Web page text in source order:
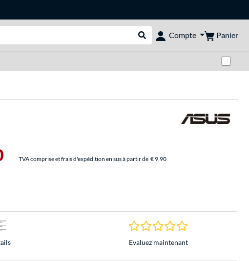
Rechercher dans le shop
Compte Panier
TVA comprise et frais d'expédition en sus à partir de € 9,90
0.0 Étoiles à 0
Evaluez maintenant